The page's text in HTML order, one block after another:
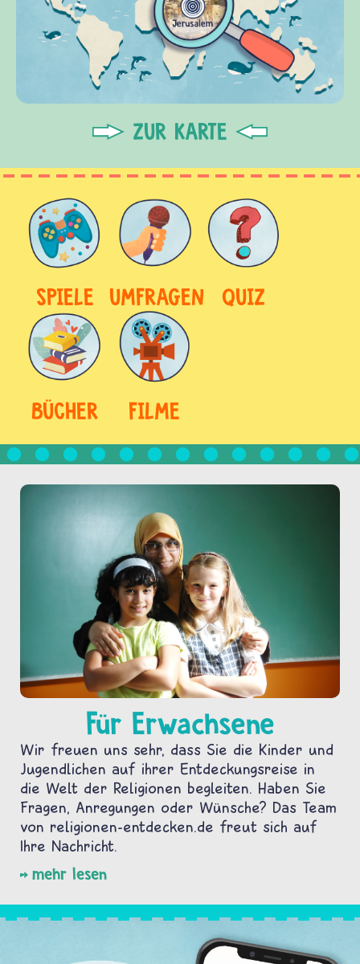
ZUR KARTE
SPIELE UMFRAGEN QUIZ
BÜCHER FILME
Für Erwachsene
Wir freuen uns sehr, dass Sie die Kinder und
Jugendlichen auf ihrer Entdeckungsreise in
die Welt der Religionen begleiten. Haben Sie
Fragen, Anregungen oder Wünsche? Das Team
von religionen-entdecken.de freut sich auf
Ihre Nachricht.
mehr lesen